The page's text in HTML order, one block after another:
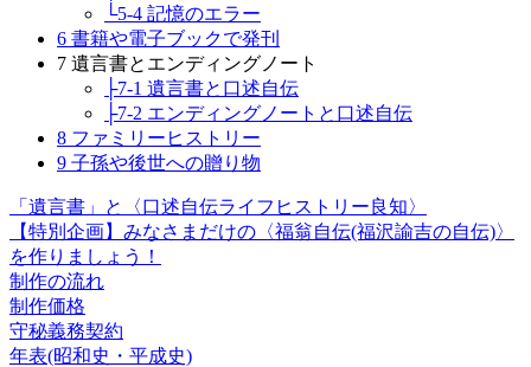
└5-4 記憶のエラー
6 書籍や電子ブックで発刊
7 遺言書とエンディングノート
├7-1 遺言書と口述自伝
├7-2 エンディングノートと口述自伝
8 ファミリーヒストリー
9 子孫や後世への贈り物
「遺言書」と〈口述自伝ライフヒストリー良知〉
【特別企画】みなさまだけの〈福翁自伝(福沢諭吉の自伝)〉
を作りましょう！
制作の流れ
制作価格
守秘義務契約
年表(昭和史・平成史)